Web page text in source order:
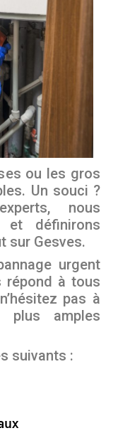
ou les gros
Un souci ?
nous
et définirons
sur Gesves.
urgent
répond à tous
pas à
plus amples
suivants :